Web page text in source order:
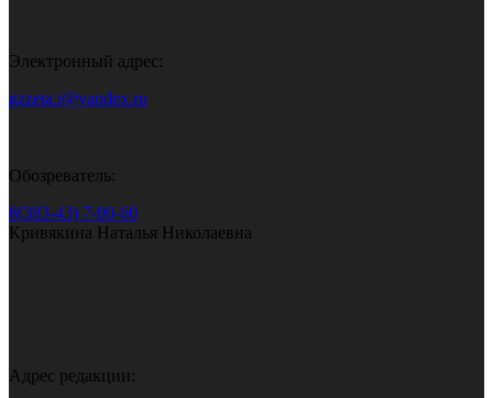
Электронный адрес:
gazeta.i@yandex.ru
Обозреватель:
8(383-43) 7-90-60
Кривякина Наталья Николаевна
Адрес редакции: